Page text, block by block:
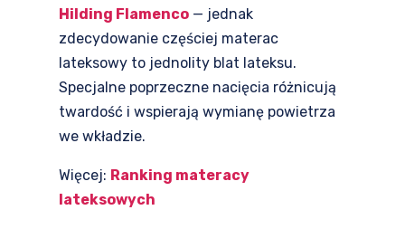
Hilding Flamenco — jednak
zdecydowanie częściej materac
lateksowy to jednolity blat lateksu.
Specjalne poprzeczne nacięcia różnicują
twardość i wspierają wymianę powietrza
we wkładzie.
Więcej: Ranking materacy
lateksowych